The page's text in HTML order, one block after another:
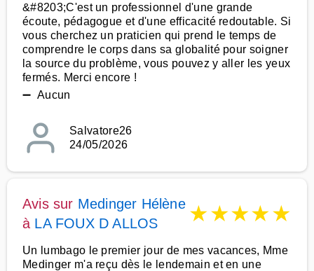
&#8203;C'est un professionnel d'une grande
écoute, pédagogue et d'une efficacité redoutable. Si
vous cherchez un praticien qui prend le temps de
comprendre le corps dans sa globalité pour soigner
la source du problème, vous pouvez y aller les yeux
fermés. Merci encore !
➖ Aucun
Salvatore26
24/05/2026
Avis sur Medinger Hélène
à LA FOUX D ALLOS ★★★★★
Un lumbago le premier jour de mes vacances, Mme
Medinger m'a reçu dès le lendemain et en une